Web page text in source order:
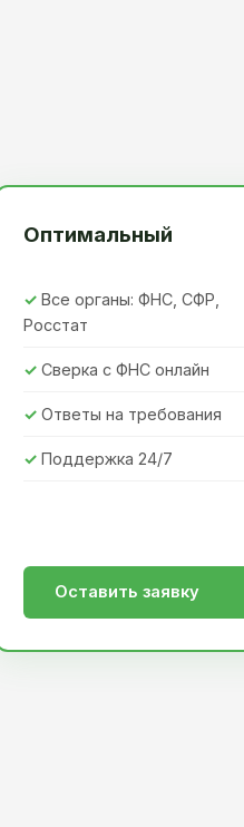
Оптимальный
Все органы: ФНС, СФР,
Росстат
Сверка с ФНС онлайн
Ответы на требования
Поддержка 24/7
Оставить заявку